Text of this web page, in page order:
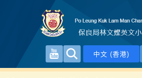
中文 (香港)